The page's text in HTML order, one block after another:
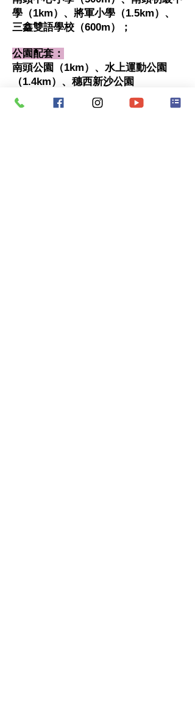
學（1km）、將軍小學（1.5km）、
三鑫雙語學校（600m）；
公園配套：
南頭公園（1km）、水上運動公園
（1.4km）、穗西新沙公園
（1.8km）；